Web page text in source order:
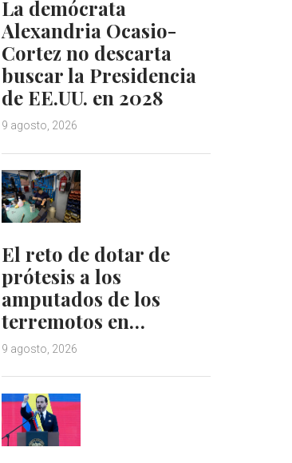
La demócrata
Alexandria Ocasio-
Cortez no descarta
buscar la Presidencia
de EE.UU. en 2028
9 agosto, 2026
El reto de dotar de
prótesis a los
amputados de los
terremotos en…
9 agosto, 2026